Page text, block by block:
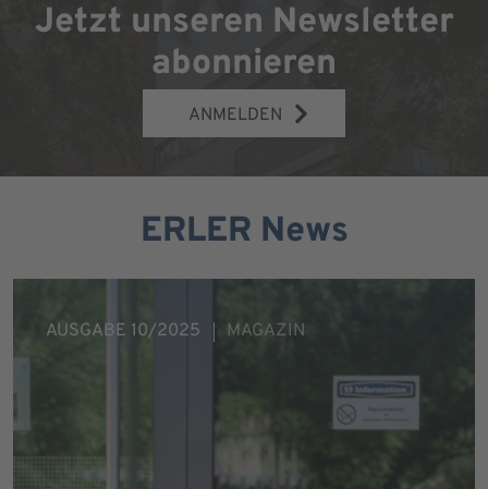
Jetzt unseren Newsletter
abonnieren
ANMELDEN
ERLER News
AUSGABE 10/2025 MAGAZIN